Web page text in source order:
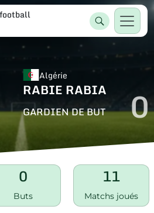
Algérie
RABIE RABIA
GARDIEN DE BUT 0
0
Buts
11
Matchs joués